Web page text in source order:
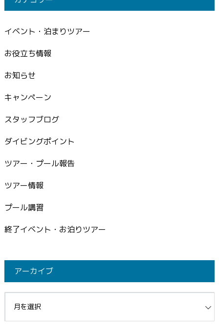
イベント・泊まりツアー
お役立ち情報
お知らせ
キャンペーン
スタッフブログ
ダイビングポイント
ツアー・プール報告
ツアー情報
プール講習
終了イベント・お泊りツアー
アーカイブ